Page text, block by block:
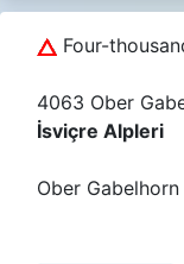
Four-
4063 Ober
İsviçre Alpleri
Ober